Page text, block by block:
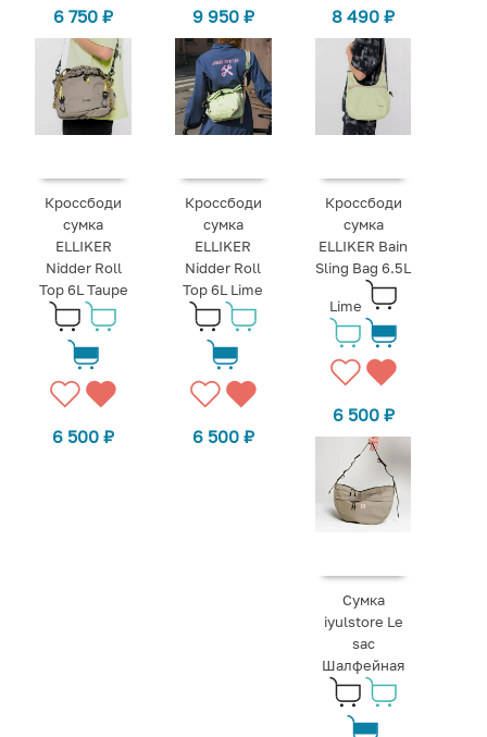
6 750₽ 9 950 ₽ 8 490₽
Кроссбоди
сумка
ELLIKER
Nidder Roll
Top 6L Taupe
6 500₽
Кроссбоди
сумка
ELLIKER
Nidder Roll
Top 6L Lime
6 500 ₽
Кроссбоди
сумка
ELLIKER Bain
Sling Bag 6.5L
Lime
6 500 ₽
Сумка
iyulstore Le
sac
Шалфейная